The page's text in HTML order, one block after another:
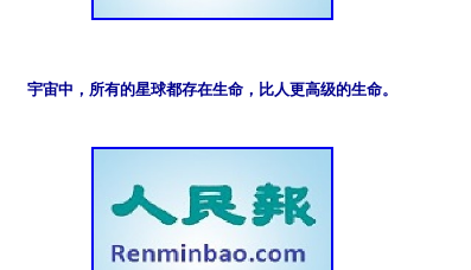
宇宙中，所有的星球都存在生命，比人更高级的生命。